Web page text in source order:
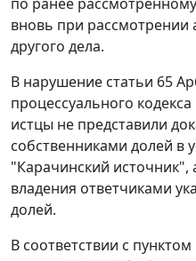
по ранее
вновь при
другого дела.
В нарушение статьи 65
процессуального
истцы не представили
собственниками долей в
"Карачинский источник",
владения ответчиками
долей.
В соответствии с пунктом